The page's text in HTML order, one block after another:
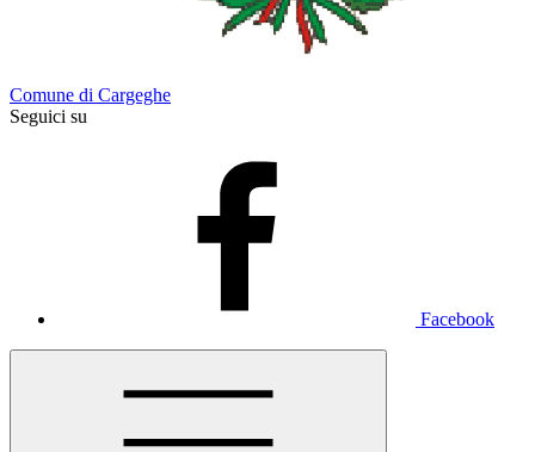
Comune di Cargeghe
Seguici su
Facebook